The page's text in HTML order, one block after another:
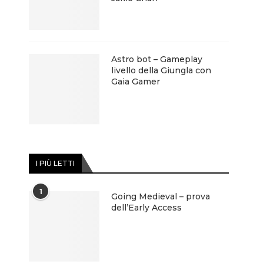
Astro bot – Gameplay
livello della Giungla con
Gaia Gamer
I PIÙ LETTI
1
Going Medieval – prova
dell’Early Access